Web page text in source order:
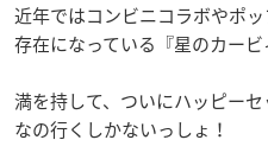
近年ではコンビニコラボやポ
存在になっている『星のカービ
満を持して、ついにハッピー
なの行くしかないっしょ！